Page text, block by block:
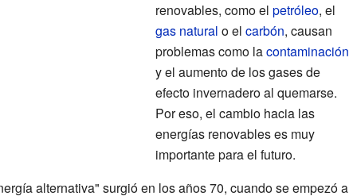
renovables, como el petróleo, el
gas natural o el carbón, causan
problemas como lacontaminación
y el aumento de los gases de
efecto invernadero al quemarse.
Por eso, el cambio hacia las
energías renovables es muy
importante para el futuro.
alternativa" surgió en los años 70, cuando se empezó a